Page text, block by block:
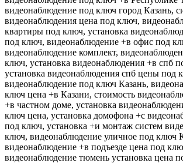
видеонаблюдение под ключ город Казань,
видеонаблюдения цена под ключ,
квартиры под ключ, установка
под ключ, видеонаблюдение +в офис под
видеонаблюдение комплект,
ключ, установка видеонаблюдения +в спб
установка видеонаблюдения спб цены под
видеонаблюдение под ключ Казань,
ключ цена +в Казани, стоимость
+в частном доме, установка
ключ цена, установка домофона +с
под ключ, установка +и монтаж систем
ключ, видеонаблюдение уличное под ключ
видеонаблюдение +в подъезде цена под
видеонаблюдение тюмень установка цена